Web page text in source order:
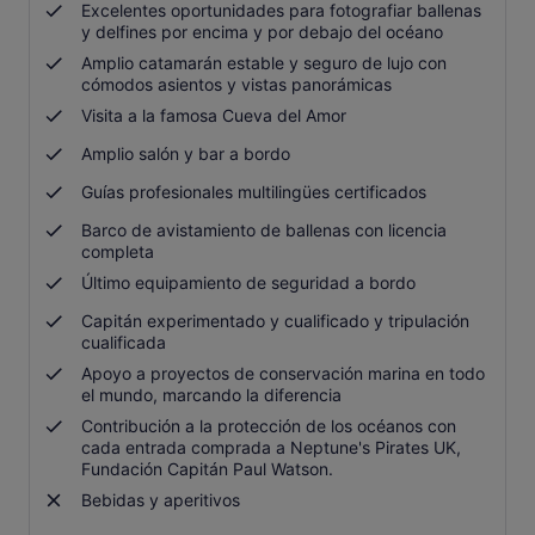
Excelentes oportunidades para fotografiar ballenas
y delfines por encima y por debajo del océano
Amplio catamarán estable y seguro de lujo con
cómodos asientos y vistas panorámicas
Visita a la famosa Cueva del Amor
Amplio salón y bar a bordo
Guías profesionales multilingües certificados
Barco de avistamiento de ballenas con licencia
completa
Último equipamiento de seguridad a bordo
Capitán experimentado y cualificado y tripulación
cualificada
Apoyo a proyectos de conservación marina en todo
el mundo, marcando la diferencia
Contribución a la protección de los océanos con
cada entrada comprada a Neptune's Pirates UK,
Fundación Capitán Paul Watson.
Bebidas y aperitivos